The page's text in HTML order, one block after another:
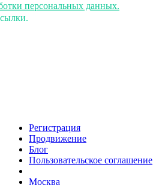
персональных данных.
Регистрация
Продвижение
Блог
Пользовательское соглашение
Москва